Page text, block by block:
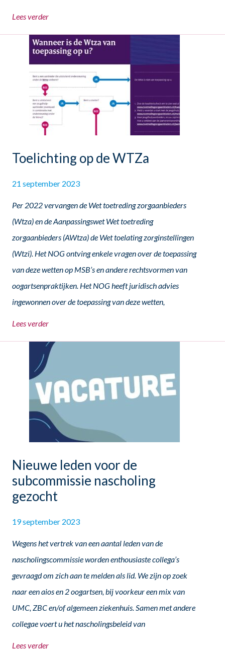
Lees verder
Toelichting op de WTZa
21 september 2023
Per 2022 vervangen de Wet toetreding zorgaanbieders
(Wtza) en de Aanpassingswet Wet toetreding
zorgaanbieders (AWtza) de Wet toelating zorginstellingen
(Wtzi). Het NOG ontving enkele vragen over de toepassing
van deze wetten op MSB’s en andere rechtsvormen van
oogartsenpraktijken. Het NOG heeft juridisch advies
ingewonnen over de toepassing van deze wetten,
Lees verder
Nieuwe leden voor de
subcommissie nascholing
gezocht
19 september 2023
Wegens het vertrek van een aantal leden van de
nascholingscommissie worden enthousiaste collega’s
gevraagd om zich aan te melden als lid. We zijn op zoek
naar een aios en 2 oogartsen, bij voorkeur een mix van
UMC, ZBC en/of algemeen ziekenhuis. Samen met andere
collegae voert u het nascholingsbeleid van
Lees verder